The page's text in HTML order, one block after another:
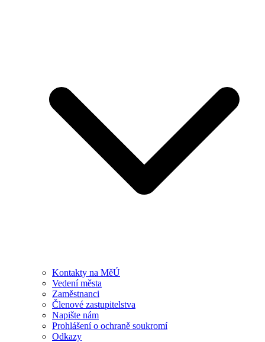
Kontakty na MěÚ
Vedení města
Zaměstnanci
Členové zastupitelstva
Napište nám
Prohlášení o ochraně soukromí
Odkazy